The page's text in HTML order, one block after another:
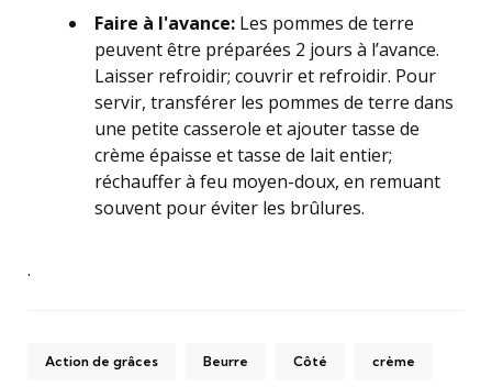
Faire à l'avance: Les pommes de terre
peuvent être préparées 2 jours à l’avance.
Laisser refroidir; couvrir et refroidir. Pour
servir, transférer les pommes de terre dans
une petite casserole et ajouter tasse de
crème épaisse et tasse de lait entier;
réchauffer à feu moyen-doux, en remuant
souvent pour éviter les brûlures.
.
Action de grâces Beurre Côté crème